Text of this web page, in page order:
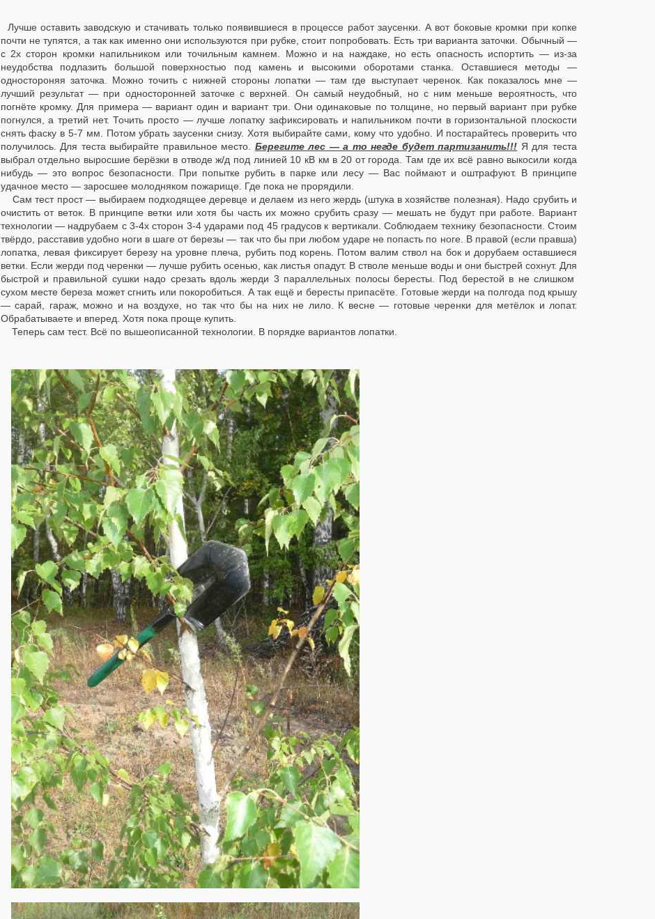
Лучше оставить заводскую и стачивать только появившиеся в процессе работ заусенки. А вот боковые кромки при копке
почти не тупятся, а так как именно они используются при рубке, стоит попробовать. Есть три варианта заточки. Обычный —
с 2х сторон кромки напильником или точильным камнем. Можно и на наждаке, но есть опасность испортить — из-за
неудобства подлазить большой поверхностью под камень и высокими оборотами станка. Оставшиеся методы —
одностороняя заточка. Можно точить с нижней стороны лопатки — там где выступает черенок. Как показалось мне —
лучший результат — при односторонней заточке с верхней. Он самый неудобный, но с ним меньше вероятность, что
погнёте кромку. Для примера — вариант один и вариант три. Они одинаковые по толщине, но первый вариант при рубке
погнулся, а третий нет. Точить просто — лучше лопатку зафиксировать и напильником почти в горизонтальной плоскости
снять фаску в 5-7 мм. Потом убрать заусенки снизу. Хотя выбирайте сами, кому что удобно. И постарайтесь проверить что
получилось. Для теста выбирайте правильное место. Берегите лес — а то негде будет партизанить!!! Я для теста
выбрал отдельно выросшие берёзки в отводе ж/д под линией 10 кВ км в 20 от города. Там где их всё равно выкосили когда
нибудь — это вопрос безопасности. При попытке рубить в парке или лесу — Вас поймают и оштрафуют. В принципе
удачное место — заросшее молодняком пожарище. Где пока не прорядили.
Сам тест прост — выбираем подходящее деревце и делаем из него жердь (штука в хозяйстве полезная). Надо срубить и
очистить от веток. В принципе ветки или хотя бы часть их можно срубить сразу — мешать не будут при работе. Вариант
технологии — надрубаем с 3-4х сторон 3-4 ударами под 45 градусов к вертикали. Соблюдаем технику безопасности. Стоим
твёрдо, расставив удобно ноги в шаге от березы — так что бы при любом ударе не попасть по ноге. В правой (если правша)
лопатка, левая фиксирует березу на уровне плеча, рубить под корень. Потом валим ствол на бок и дорубаем оставшиеся
ветки. Если жерди под черенки — лучше рубить осенью, как листья опадут. В стволе меньше воды и они быстрей сохнут. Для
быстрой и правильной сушки надо срезать вдоль жерди 3 параллельных полосы бересты. Под берестой в не слишком
сухом месте береза может сгнить или покоробиться. А так ещё и бересты припасёте. Готовые жерди на полгода под крышу
— сарай, гараж, можно и на воздухе, но так что бы на них не лило. К весне — готовые черенки для метёлок и лопат.
Обрабатываете и вперед. Хотя пока проще купить.
Теперь сам тест. Всё по вышеописанной технологии. В порядке вариантов лопатки.